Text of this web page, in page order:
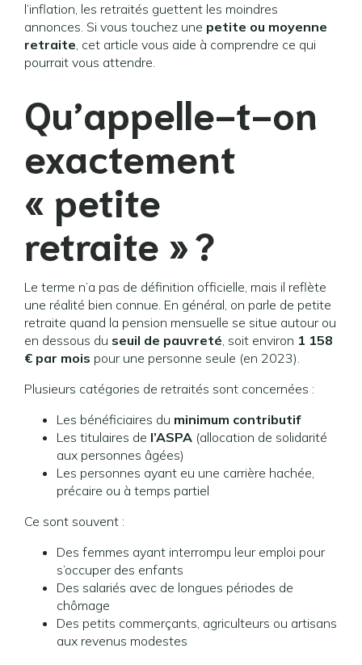
l’inflation, les retraités guettent les moindres
annonces. Si vous touchez une petite ou moyenne
retraite, cet article vous aide à comprendre ce qui
pourrait vous attendre.
Qu’appelle-t-on
exactement
« petite
retraite » ?
Le terme n’a pas de définition officielle, mais il reflète
une réalité bien connue. En général, on parle de petite
retraite quand la pension mensuelle se situe autour ou
en dessous du seuil de pauvreté, soit environ 1 158
€ par mois pour une personne seule (en 2023).
Plusieurs catégories de retraités sont concernées :
Les bénéficiaires du minimum contributif
Les titulaires de l’ASPA (allocation de solidarité
aux personnes âgées)
Les personnes ayant eu une carrière hachée,
précaire ou à temps partiel
Ce sont souvent :
Des femmes ayant interrompu leur emploi pour
s’occuper des enfants
Des salariés avec de longues périodes de
chômage
Des petits commerçants, agriculteurs ou artisans
aux revenus modestes